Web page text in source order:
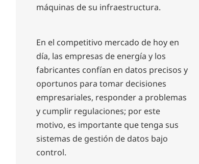
máquinas de su infraestructura.
En el competitivo mercado de hoy en
día, las empresas de energía y los
fabricantes confían en datos precisos y
oportunos para tomar decisiones
empresariales, responder a problemas
y cumplir regulaciones; por este
motivo, es importante que tenga sus
sistemas de gestión de datos bajo
control.